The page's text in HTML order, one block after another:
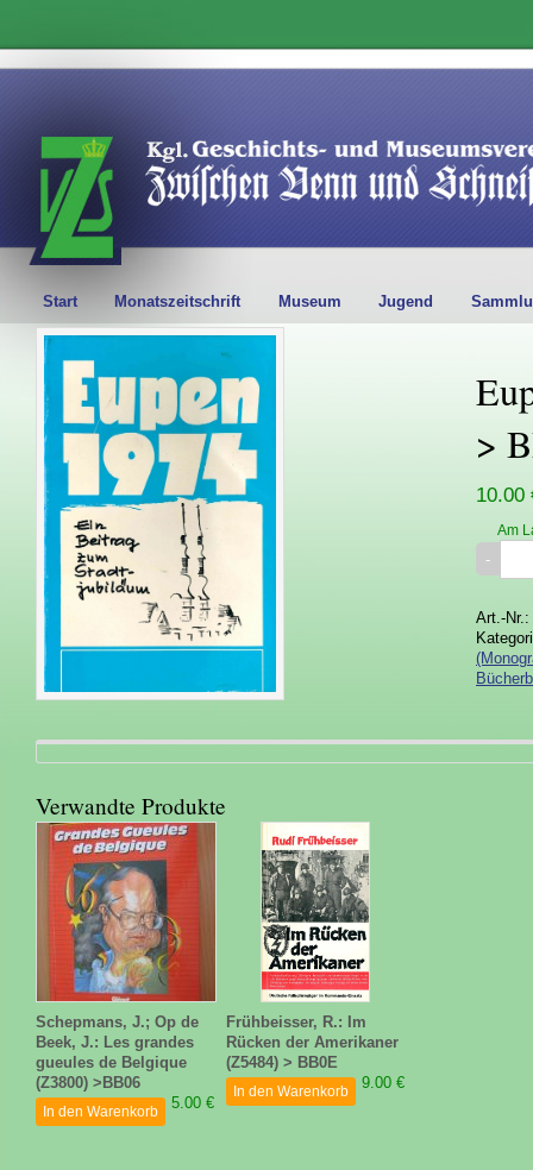
Start Monatszeitschrift Museum Jugend
>
10.00
Am
Art.-Nr.:
Verwandte Produkte
Schepmans, J.; Op de
Beek, J.: Les grandes
gueules de Belgique
(Z3800) >BB06
5.00 €
In den Warenkorb
Frühbeisser, R.: Im
Rücken der Amerikaner
(Z5484) > BB0E
9.00 €
In den Warenkorb